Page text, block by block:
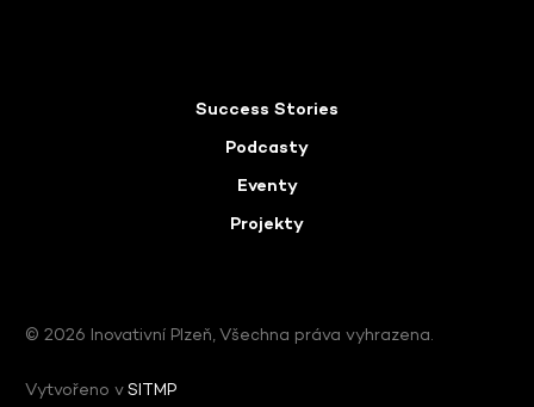
Success Stories
Podcasty
Eventy
Projekty
© 2026 Inovativní Plzeň, Všechna práva vyhrazena.
Vytvořeno vSITMP